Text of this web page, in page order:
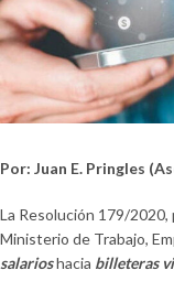
Por: Juan E. Pringles
La Resolución 179/2020,
Ministerio de Trabajo,
salarioshacia billeteras